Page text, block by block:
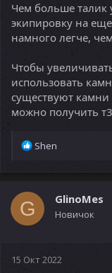
Чем больше талик
экипировку на
намного легче,
Чтобы
использовать
существуют камни
можно получить
Р
а
ц
и
и
Shen
G GlinoMes
Новичок
15 Окт 2022